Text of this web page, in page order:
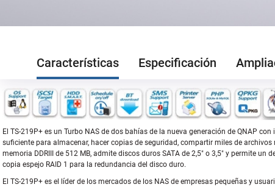
Características Especificación
El TS-219P+ es un Turbo NAS de dos bahías de la nueva generación de QNAP
suficiente para almacenar, hacer copias de seguridad, compartir miles de
memoria DDRIII de 512 MB, admite discos duros SATA de 2,5" o 3,5" y permite
copia espejo RAID 1 para la redundancia del disco duro.
El TS-219P+ es el líder de los mercados de los NAS de empresas pequeñas y